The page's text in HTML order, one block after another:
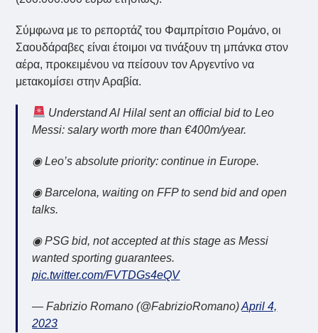
Σύμφωνα με το ρεπορτάζ του Φαμπρίτσιο Ρομάνο, οι
Σαουδάραβες είναι έτοιμοι να τινάξουν τη μπάνκα στον
αέρα, προκειμένου να πείσουν τον Αργεντίνο να
μετακομίσει στην Αραβία.
Understand Al Hilal sent an official bid to Leo
Messi: salary worth more than €400m/year.
◉ Leo’s absolute priority: continue in Europe.
◉ Barcelona, waiting on FFP to send bid and open
talks.
◉ PSG bid, not accepted at this stage as Messi
wanted sporting guarantees.
pic.twitter.com/FVTDGs4eQV
— Fabrizio Romano (@FabrizioRomano)April 4,
2023